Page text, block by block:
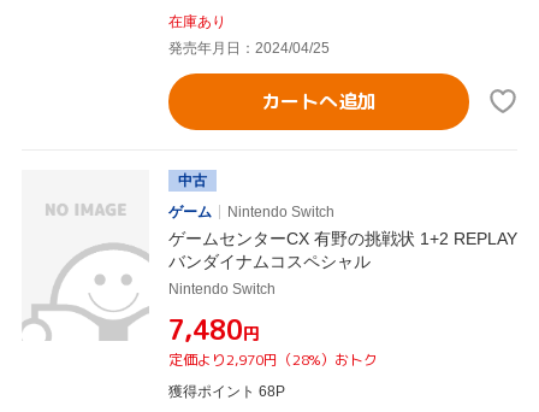
在庫あり
発売年月日：2024/04/25
カートへ追加
中古
ゲーム
Nintendo Switch
ゲームセンターCX 有野の挑戦状 1+2 REPLAY
バンダイナムコスペシャル
Nintendo Switch
¥7,480円
定価より2,970円（28%）おトク
獲得ポイント 68P